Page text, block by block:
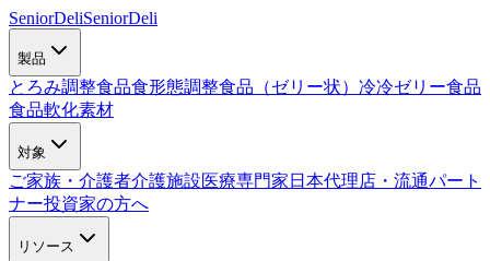
SeniorDeliSeniorDeli
製品
とろみ調整食品食形態調整食品（ゼリー状） 冷冷ゼリー食品
食品軟化素材
対象
ご家族・介護者介護施設医療専門家 日本代理店・流通パート
ナー投資家の方へ
リソース